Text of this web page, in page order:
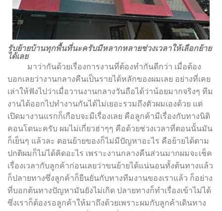
รับย้ายบ้านทุกพื้นที่นะครับมีหลากหลายช่วงเวลาให้เลือกย้าย
ได้เลย
มาว่ากันด้วยเรื่องการงานที่ต้องทำกันดีกว่า เมื่อต้อง
บอกเลยว่างานกลางคืนเป็นรายได้หลักของผมเลย อย่างที่เคย
เล่าให้ฟังไปว่าเมื่อวานงานกลางวันถือได้ว่าน้อยมากจริงๆ ทีม
งานได้ออกไปทำงานกันได้ไม่เยอะรวมถึงตัวผมเองด้วย แต่
เปิดมางานแรกก็เกือบจะมีเรื่องเลย คือลูกค้ามีเรื่องกับทางนิติ
คอนโดนะครับ ผมไม่เกี่ยวฮ่าๆๆ คือด้วยช่วงเวลาที่ตอนนั้นมัน
ก็เย็นๆ แล้วละ ตอนย้ายของก็ไม่มีปัญหาอะไร คือย้ายได้ตาม
ปกติผมก็ไม่ได้คิดอะไร เพราะงานกลางคืนส่วนมากผมจะเช็ค
เรื่องเวลากับลูกค้าก่อนเลยว่าขนย้ายได้แน่นอนทั้งต้นทางแล้ว
ก็ปลายทางซึ่งลูกค้าก็ยืนยันกับทางทีมงานของเราแล้ว ก็อย่าง
ที่บอกต้นทางปัญหามันยังไม่เกิด ปลายทางก็ทำเรื่องเข้าไม่ได้
ซึ่งเราก็ต้องรอลูกค้าให้มาถึงด้วยเพราะผมกับลูกค้าเดินทาง